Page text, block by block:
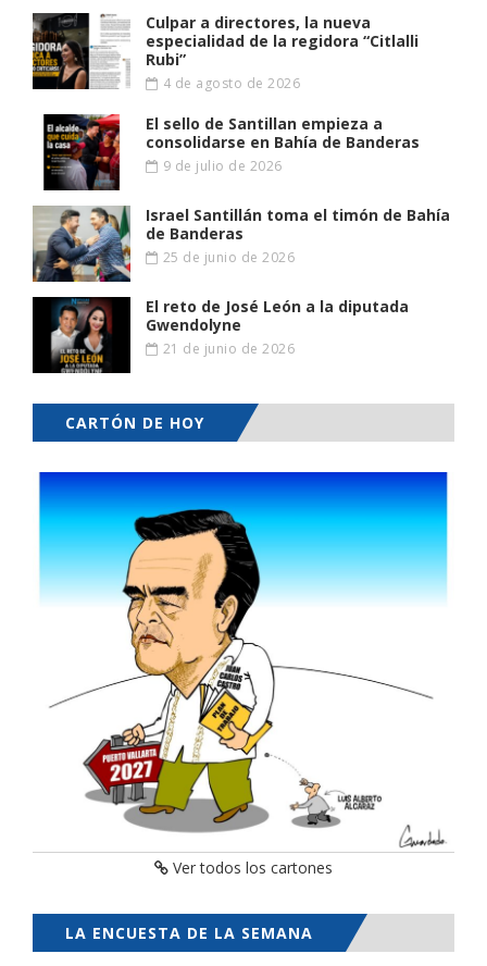
Culpar a directores, la nueva
especialidad de la regidora “Citlalli
Rubi”
4 de agosto de 2026
El sello de Santillan empieza a
consolidarse en Bahía de Banderas
9 de julio de 2026
Israel Santillán toma el timón de Bahía
de Banderas
25 de junio de 2026
El reto de José León a la diputada
Gwendolyne
21 de junio de 2026
CARTÓN DE HOY
Ver todos los cartones
LA ENCUESTA DE LA SEMANA